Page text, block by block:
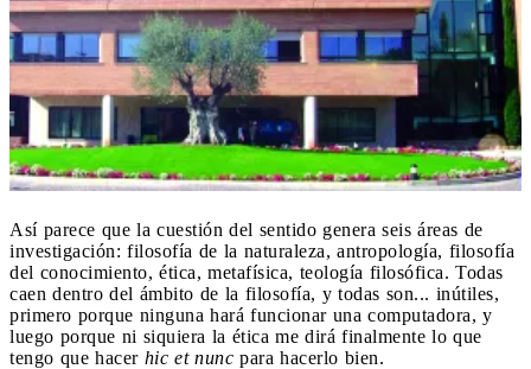
Así parece que la cuestión del sentido genera seis áreas de
investigación: filosofía de la naturaleza, antropología, filosofía
del conocimiento, ética, metafísica, teología filosófica. Todas
caen dentro del ámbito de la filosofía, y todas son... inútiles,
primero porque ninguna hará funcionar una computadora, y
luego porque ni siquiera la ética me dirá finalmente lo que
tengo que hacer hic et nunc para hacerlo bien.